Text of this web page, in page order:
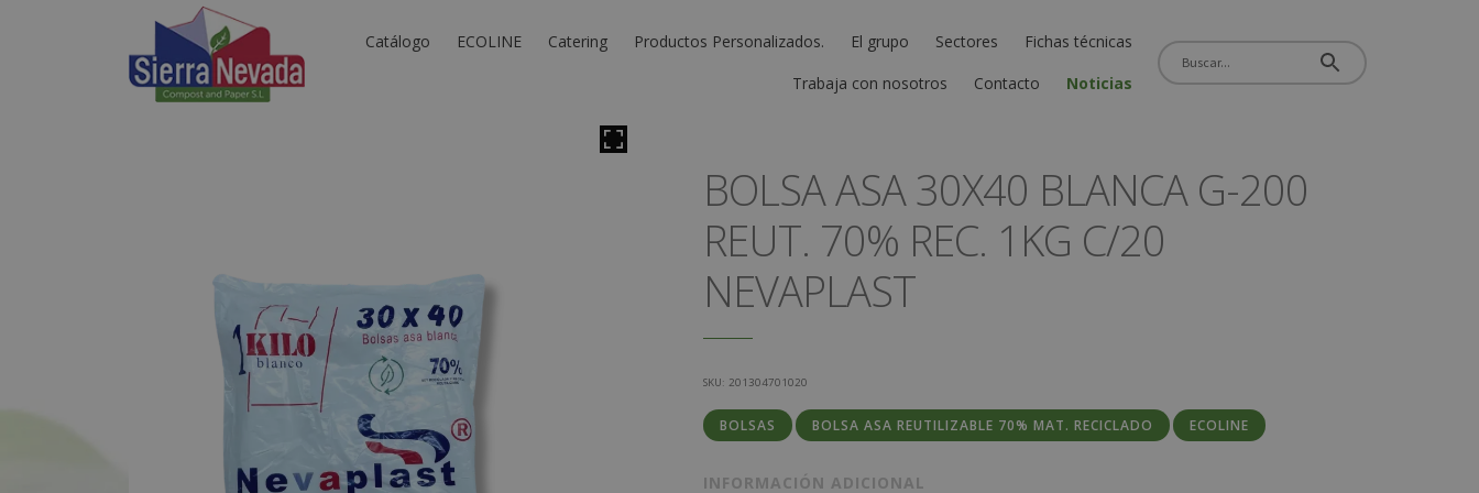
Catálogo ECOLINE Catering Productos Personalizados. El grupo Sectores
Fichas técnicas
Trabaja con nosotros
Contacto Noticias
BOLSA ASA 30X40 BLANCA G-200
REUT. 70% REC. 1KG C/20
NEVAPLAST
SKU: 201304701020
BOLSAS BOLSA ASA REUTILIZABLE 70% MAT. RECICLADO ECOLINE
INFORMACIÓN ADICIONAL